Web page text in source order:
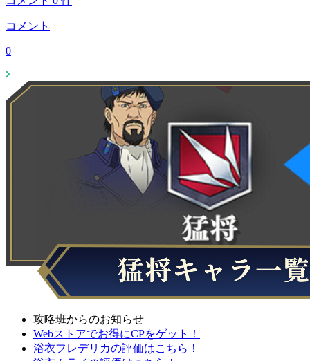
コメント
0
攻略班からのお知らせ
Webストアでお得にCPをゲット！
浴衣フレデリカの評価はこちら！